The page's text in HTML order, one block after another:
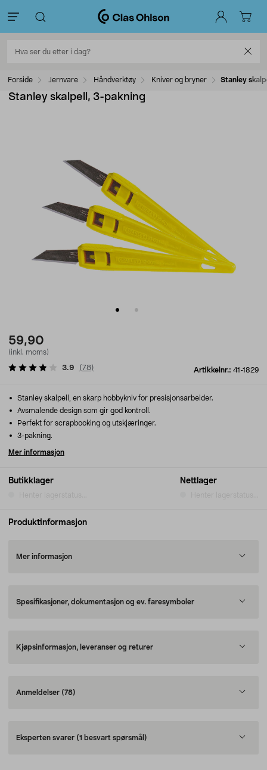
Forside Jernvare Håndverktøy Kniver og bryner Stanley
Stanley skalpell, 3-pakning
59,90
(inkl. moms)
Artikkelnr.: 41-1829
3.9 (78)
Butikklager Nettlager
Stanley skalpell, en skarp hobbykniv for presisjonsarbeider.
Avsmalende design som gir god kontroll.
Perfekt for scrapbooking og utskjæringer.
3-pakning.
Mer informasjon
Produktinformasjon
Mer informasjon
Spesifikasjoner, dokumentasjon og ev. faresymboler
Kjøpsinformasjon, leveranser og returer
Anmeldelser (78)
Eksperten svarer (1 besvart spørsmål)